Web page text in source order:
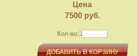
Цена
7500руб.
Кол-во:
ДОБАВИТЬ В КОРЗИНУ